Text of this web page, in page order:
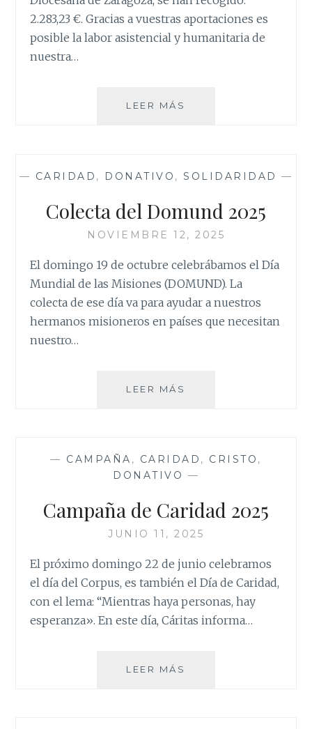
2.283,23 €. Gracias a vuestras aportaciones es
posible la labor asistencial y humanitaria de
nuestra…
LEER MÁS
— CARIDAD , DONATIVO , SOLIDARIDAD —
Colecta del Domund 2025
NOVIEMBRE 12, 2025
El domingo 19 de octubre celebrábamos el Día
Mundial de las Misiones (DOMUND). La
colecta de ese día va para ayudar a nuestros
hermanos misioneros en países que necesitan
nuestro…
LEER MÁS
— CAMPAÑA , CARIDAD , CRISTO ,
DONATIVO —
Campaña de Caridad 2025
JUNIO 11, 2025
El próximo domingo 22 de junio celebramos
el día del Corpus, es también el Día de Caridad,
con el lema: “Mientras haya personas, hay
esperanza». En este día, Cáritas informa…
LEER MÁS